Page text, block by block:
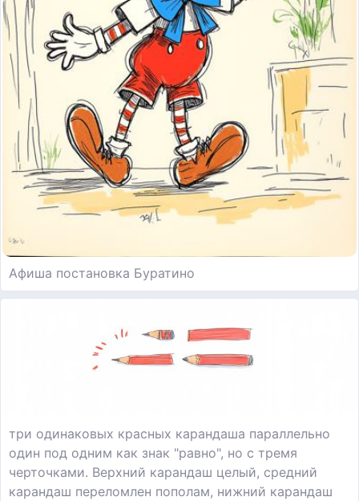
Афиша постановка Буратино
три одинаковых красных карандаша параллельно
один под одним как знак "равно", но с тремя
черточками. Верхний карандаш целый, средний
карандаш переломлен пополам, нижний карандаш